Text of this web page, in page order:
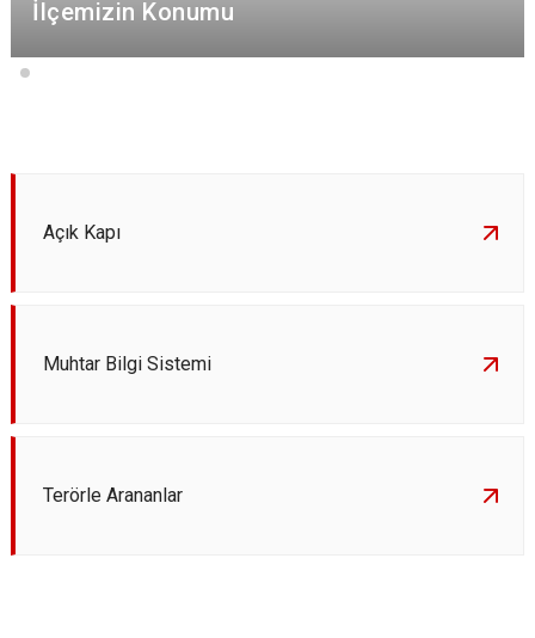
İlçemizin Konumu
Açık Kapı
Muhtar Bilgi Sistemi
Terörle Arananlar